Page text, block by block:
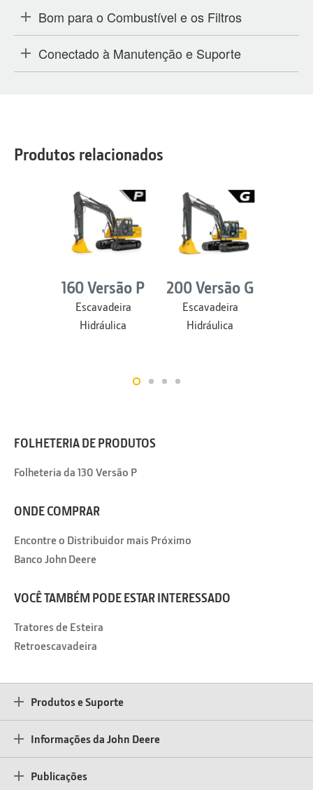
Bom para o Combustível e os Filtros
Conectado à Manutenção e Suporte
Produtos relacionados
160 Versão P
Escavadeira
Hidráulica
200 Versão G
Escavadeira
Hidráulica
FOLHETERIA DE PRODUTOS
Folheteria da 130 Versão P
ONDE COMPRAR
Encontre o Distribuidor mais Próximo
Banco John Deere
VOCÊ TAMBÉM PODE ESTAR INTERESSADO
Tratores de Esteira
Retroescavadeira
Produtos e Suporte
Informações da John Deere
Publicações